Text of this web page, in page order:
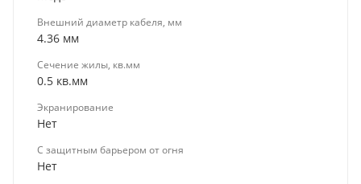
Внешний диаметр кабеля, мм
4.36 мм
Сечение жилы, кв.мм
0.5 кв.мм
Экранирование
Нет
С защитным барьером от огня
Нет